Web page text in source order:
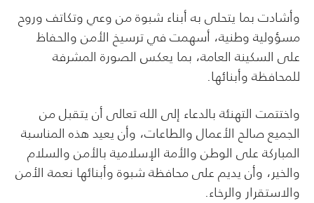
وأشادت بما يتحلى به أبناء شبوة من وعي وتكاتف وروح
مسؤولية وطنية، أسهمت في ترسيخ الأمن والحفاظ
على السكينة العامة، بما يعكس الصورة المشرفة
للمحافظة وأبنائها.
واختتمت التهنئة بالدعاء إلى الله تعالى أن يتقبل من
الجميع صالح الأعمال والطاعات، وأن يعيد هذه المناسبة
المباركة على الوطن والأمة الإسلامية بالأمن والسلام
والخير، وأن يديم على محافظة شبوة وأبنائها نعمة الأمن
والاستقرار والرخاء.